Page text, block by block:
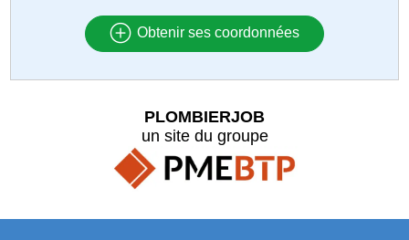
Obtenir ses coordonnées
PLOMBIERJOB
un site du groupe